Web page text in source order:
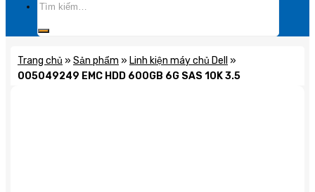
Trang chủ » Sản phẩm » Linh kiện máy chủ Dell
»
005049249 EMC HDD 600GB 6G SAS 10K 3.5